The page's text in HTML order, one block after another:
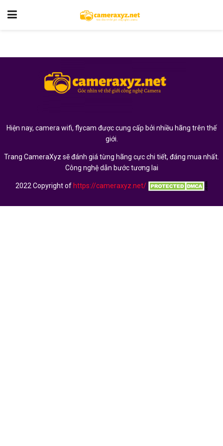
Hiện nay, camera wifi, flycam được cung cấp bởi nhiều hãng trên thế
giới.
Trang CameraXyz sẽ đánh giá từng hãng cực chi tiết, đáng mua nhất.
Công nghệ dẫn bước tương lai
2022 Copyright ofhttps://cameraxyz.net/